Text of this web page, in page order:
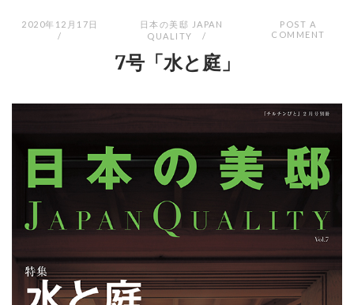
2020年12月17日
日本の美邸 JAPAN
QUALITY
POST A
COMMENT
7号「水と庭」